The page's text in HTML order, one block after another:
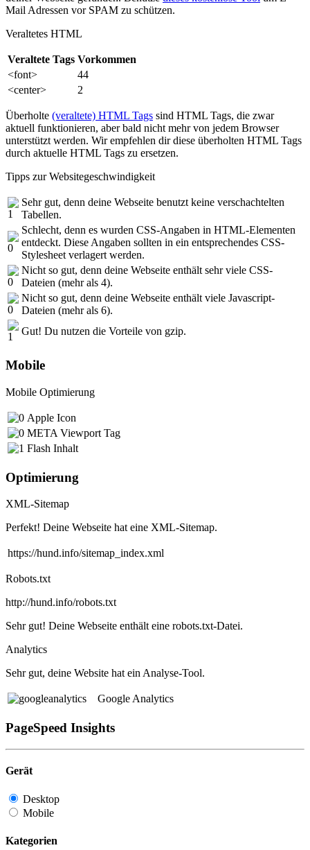
Mail Adressen vor SPAM zu schützen.
Veraltetes HTML
Veraltete Tags Vorkommen
<font>
44
<center>
2
Überholte (veraltete) HTML Tags sind HTML Tags, die zwar
aktuell funktionieren, aber bald nicht mehr von jedem Browser
unterstützt werden. Wir empfehlen dir diese überholten HTML Tags
durch aktuelle HTML Tags zu ersetzen.
Tipps zur Websitegeschwindigkeit
Sehr gut, denn deine Webseite benutzt keine verschachtelten
Tabellen.
Schlecht, denn es wurden CSS-Angaben in HTML-Elementen
entdeckt. Diese Angaben sollten in ein entsprechendes CSS-
Stylesheet verlagert werden.
Nicht so gut, denn deine Webseite enthält sehr viele CSS-
Dateien (mehr als 4).
Nicht so gut, denn deine Webseite enthält viele Javascript-
Dateien (mehr als 6).
Gut! Du nutzen die Vorteile von gzip.
Mobile
Mobile Optimierung
Apple Icon
META Viewport Tag
Flash Inhalt
Optimierung
XML-Sitemap
Perfekt! Deine Webseite hat eine XML-Sitemap.
https://hund.info/sitemap_index.xml
Robots.txt
http://hund.info/robots.txt
Sehr gut! Deine Webseite enthält eine robots.txt-Datei.
Analytics
Sehr gut, deine Website hat ein Analyse-Tool.
Google Analytics
PageSpeed Insights
Gerät
Desktop
Mobile
Kategorien